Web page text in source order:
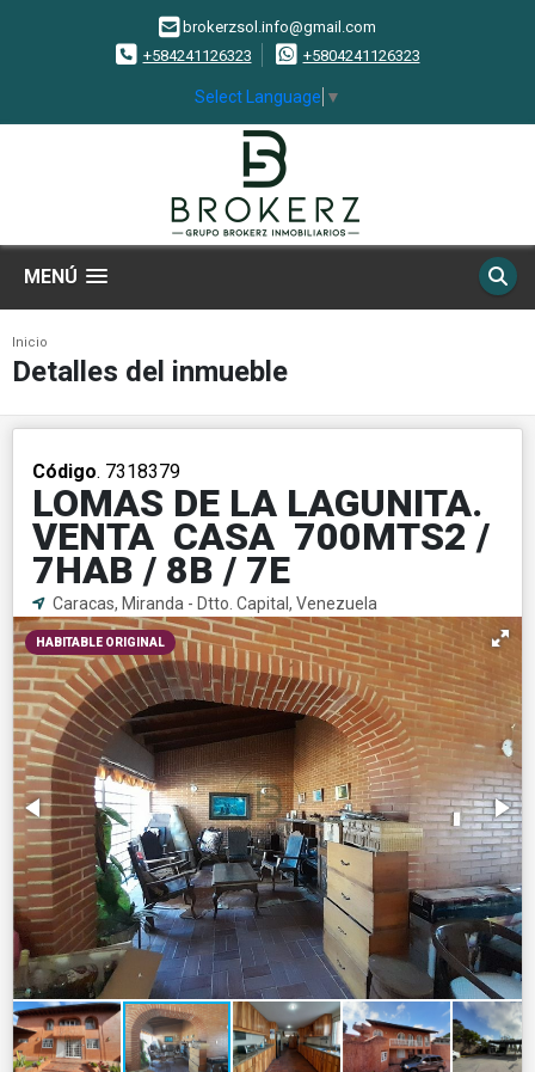
brokerzsol.info@gmail.com
+584241126323
+5804241126323
Select Language ▼
MENÚ
Inicio
Detalles del inmueble
Código. 7318379
LOMAS DE LA LAGUNITA.
VENTA CASA 700MTS2 /
7HAB / 8B / 7E
Caracas, Miranda - Dtto. Capital, Venezuela
HABITABLE ORIGINAL